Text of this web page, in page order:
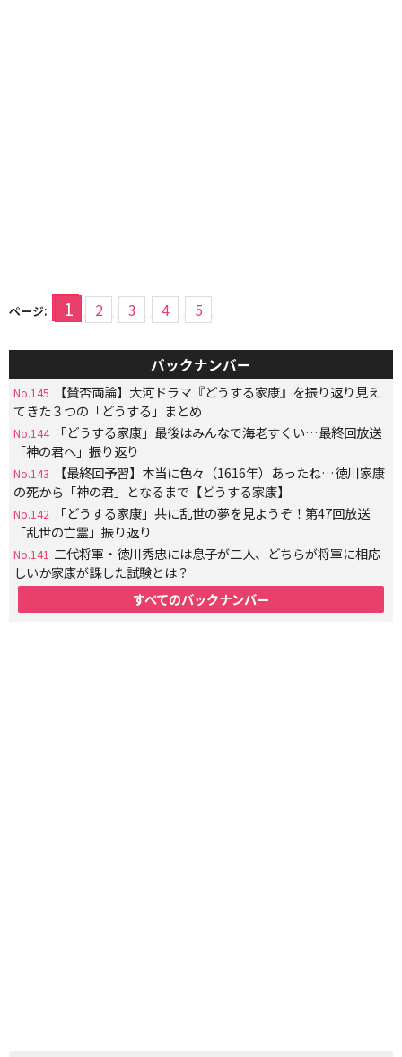
ページ: 1 2 3 4 5
バックナンバー
No.145
【賛否両論】大河ドラマ『どうする家康』を振り返り見え
てきた３つの「どうする」まとめ
No.144
「どうする家康」最後はみんなで海老すくい…最終回放送
「神の君へ」振り返り
No.143
【最終回予習】本当に色々（1616年）あったね…徳川家康
の死から「神の君」となるまで【どうする家康】
No.142
「どうする家康」共に乱世の夢を見ようぞ！第47回放送
「乱世の亡霊」振り返り
No.141 二代将軍・徳川秀忠には息子が二人、どちらが将軍に相応
しいか家康が課した試験とは？
すべてのバックナンバー